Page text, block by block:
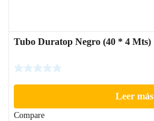
Tubo Duratop Negro (40 * 4 Mts)
Leer más
Compare